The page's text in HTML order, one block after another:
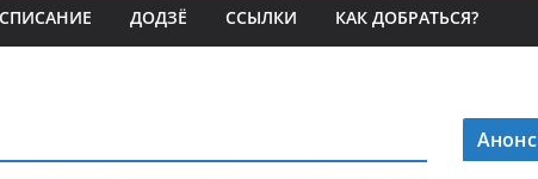
ДОДЗЁ ССЫЛКИ КАК ДОБРАТЬСЯ?
Анонс